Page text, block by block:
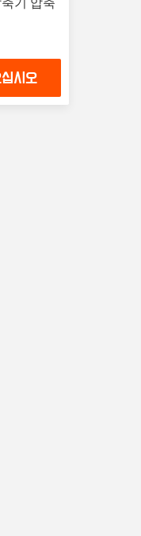
시오